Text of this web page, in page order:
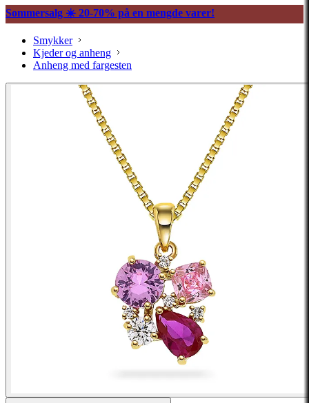
Sommersalg ☀️ 20-70% på en mengde varer!
Smykker
Kjeder og anheng
Anheng med fargesten